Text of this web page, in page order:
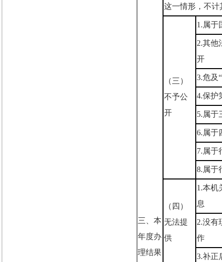
三、本
年度办
理结果
这一情形，不计
（三）
不予公
开
1.属于
2.其他
开
3.危及“
4.保护
5.属于
6.属于
7.属于
8.属于
（四）
无法提
供
1.本机
息
2.没有
作
3.补正